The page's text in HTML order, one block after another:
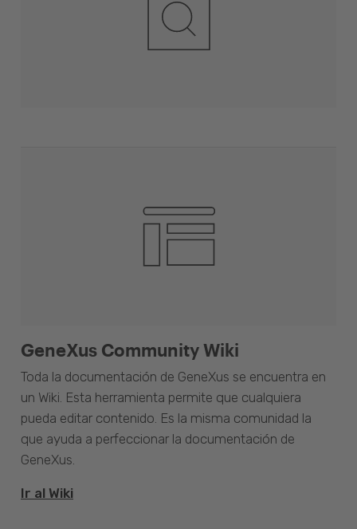
GeneXus Community Wiki
Toda la documentación de GeneXus se encuentra en
un Wiki. Esta herramienta permite que cualquiera
pueda editar contenido. Es la misma comunidad la
que ayuda a perfeccionar la documentación de
GeneXus.
Ir al Wiki